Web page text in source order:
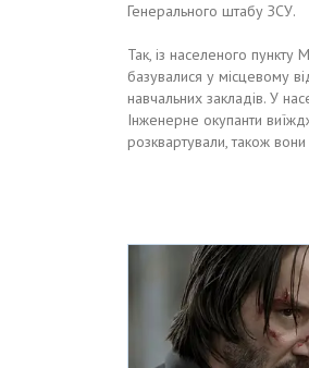
Генерального штабу ЗСУ.
Так, із населеного пункту
базувалися у місцевому
навчальних закладів. У
Інженерне окупанти
розквартували, також